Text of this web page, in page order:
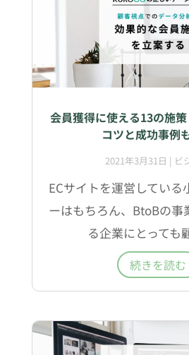
会員獲得に使える13の施
コツと成功事例
2021年3月31日 | ビ
ECサイトを運営している
ーはもちろん、BtoBの事
る企業にとっても
続きを読む